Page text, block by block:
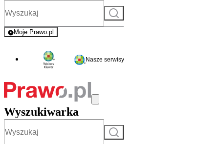
Szukaj
Moje Prawo.pl
- rejestracja i logowanie do serwisu
Nasze serwisy
Wyszukiwarka
Szukaj